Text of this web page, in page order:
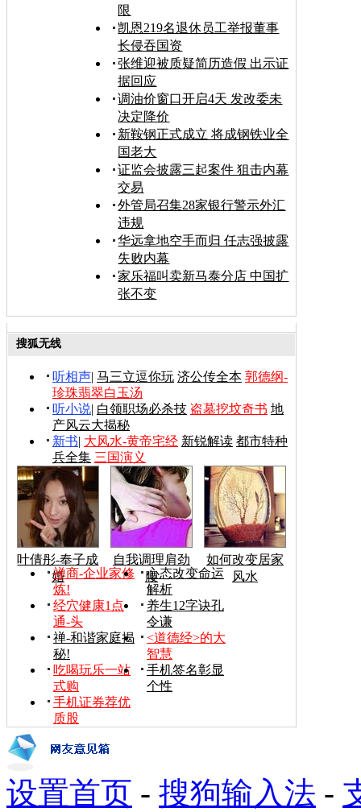
限
凯恩219名退休员工举报董事
长侵吞国资
张维迎被质疑简历造假 出示证
据回应
调油价窗口开启4天 发改委未
决定降价
新鞍钢正式成立 将成钢铁业全
国老大
证监会披露三起案件 狙击内幕
交易
外管局召集28家银行警示外汇
违规
华远拿地空手而归 任志强披露
失败内幕
家乐福叫卖新马泰分店 中国扩
张不变
搜狐无线
听相声| 马三立逗你玩 济公传全本 郭德纲-
珍珠翡翠白玉汤
听小说| 白领职场必杀技 盗墓挖坟奇书 地
产风云大揭秘
新书| 大风水-黄帝宅经 新锐解读 都市特种
兵全集 三国演义
叶倩彤-奉子成
婚
自我调理肩劲
腰
如何改变居家
风水
禅商-企业家修
炼!
心态改变命运
解析
经穴健康1点
通-头
养生12字诀孔
令谦
禅-和谐家庭揭
秘!
<道德经>的大
智慧
吃喝玩乐一站
式购
手机签名彰显
个性
手机证券荐优
质股
设置首页 - 搜狗输入法 -